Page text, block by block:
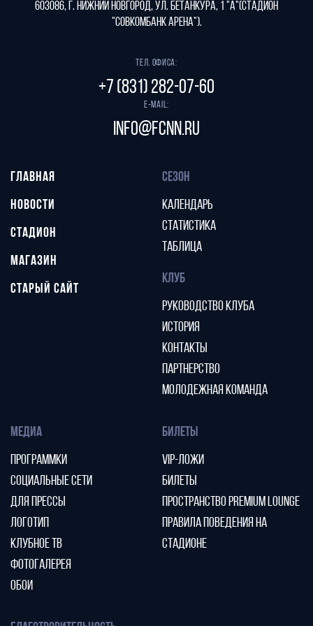
603086, г. Нижний Новгород, ул. Бетанкура, 1 "А"(стадион
"СОВКОМБАНК АРЕНА").
Тел. офиса:
+7 (831) 282-07-60
E-mail:
info@fcnn.ru
ГЛАВНАЯ
НОВОСТИ
СТАДИОН
МАГАЗИН
СТАРЫЙ САЙТ
СЕЗОН
КАЛЕНДАРЬ
СТАТИСТИКА
ТАБЛИЦА
КЛУБ
РУКОВОДСТВО КЛУБА
ИСТОРИЯ
КОНТАКТЫ
ПАРТНЕРСТВО
МОЛОДЕЖНАЯ КОМАНДА
МЕДИА
ПРОГРАММКИ
СОЦИАЛЬНЫЕ СЕТИ
ДЛЯ ПРЕССЫ
ЛОГОТИП
КЛУБНОЕ ТВ
ФОТОГАЛЕРЕЯ
ОБОИ
БИЛЕТЫ
VIP-ЛОЖИ
БИЛЕТЫ
ПРОСТРАНСТВО PREMIUM LOUNGE
ПРАВИЛА ПОВЕДЕНИЯ НА
СТАДИОНЕ